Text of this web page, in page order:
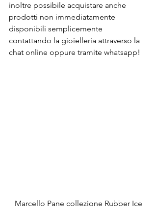
inoltre possibile acquistare anche
prodotti non immediatamente
disponibili semplicemente
contattando la gioielleria attraverso la
chat online oppure tramite whatsapp!
Marcello Pane collezione Rubber Ice